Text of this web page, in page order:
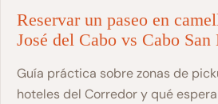
Reservar un paseo en
José del Cabo vs Cabo San
Guía práctica sobre zonas de
hoteles del Corredor y qué